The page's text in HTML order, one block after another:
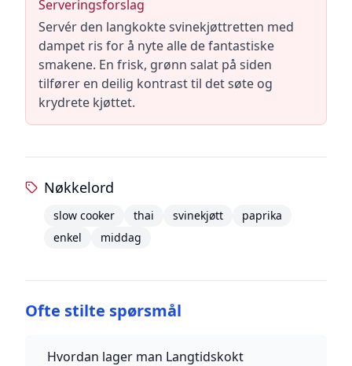
Serveringsforslag
Servér den langkokte svinekjøttretten med
dampet ris for å nyte alle de fantastiske
smakene. En frisk, grønn salat på siden
tilfører en deilig kontrast til det søte og
krydrete kjøttet.
Nøkkelord
slow cooker thai svinekjøtt
paprika
enkel
middag
Ofte stilte spørsmål
Hvordan lager man Langtidskokt